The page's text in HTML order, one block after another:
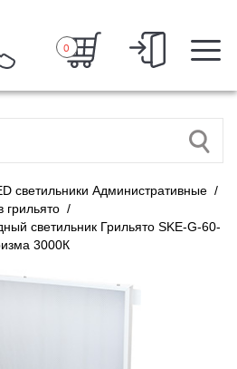
0
светильники Административные /
грильято /
светильник Грильято SKE-G-60-
3000К